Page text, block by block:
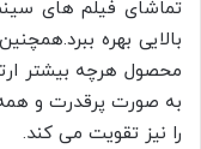
تماشای فیلم های
محصول هرچه بیشتر
به صورت پرقدرت و
را نیز تقویت می کند.